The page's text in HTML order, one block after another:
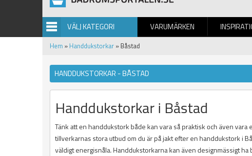
VÄLJ KATEGORI VARUMÄRKEN
BILDGALLERI
Hem » Handdukstorkar » Båstad
HANDDUKSTORKAR - BÅSTAD
Handdukstorkar i Båstad
Tänk att en handdukstork både kan vara så praktisk och även
tillverkarnas stora utbud om du är på jakt efter en handdukstork i
väldigt energisnåla. Handdukstorkarna kan även designmässigt